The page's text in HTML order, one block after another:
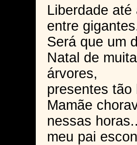
Liberdade até
entre
Será que um
Natal de
árvores,
presentes
Mamãe
nessas
meu pai